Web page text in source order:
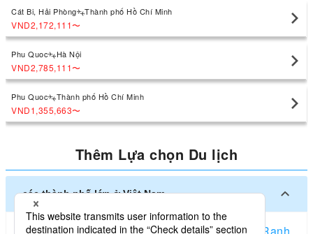
Cát Bi, Hải Phòng Thành phố Hồ Chí Minh
VND2,172,111〜
Phu Quoc Hà Nội
VND2,785,111〜
Phu Quoc Thành phố Hồ Chí Minh
VND1,355,663〜
Thêm Lựa chọn Du lịch
các thành phố lớn ở Việt Nam